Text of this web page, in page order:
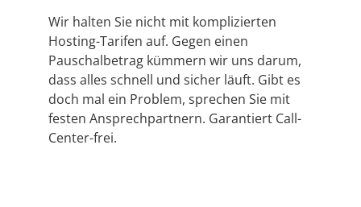
Wir halten Sie nicht mit komplizierten
Hosting-Tarifen auf. Gegen einen
Pauschalbetrag kümmern wir uns darum,
dass alles schnell und sicher läuft. Gibt es
doch mal ein Problem, sprechen Sie mit
festen Ansprechpartnern. Garantiert Call-
Center-frei.